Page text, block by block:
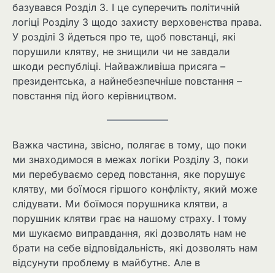
базувався Розділ 3. І це суперечить політичній
логіці Розділу 3 щодо захисту верховенства права.
У розділі 3 йдеться про те, щоб повстанці, які
порушили клятву, не знищили чи не завдали
шкоди республіці. Найважливіша присяга –
президентська, а найнебезпечніше повстання –
повстання під його керівництвом.
Важка частина, звісно, полягає в тому, що поки
ми знаходимося в межах логіки Розділу 3, поки
ми перебуваємо серед повстання, яке порушує
клятву, ми боїмося гіршого конфлікту, який може
слідувати. Ми боїмося порушника клятви, а
порушник клятви грає на нашому страху. І тому
ми шукаємо виправдання, які дозволять нам не
брати на себе відповідальність, які дозволять нам
відсунути проблему в майбутнє. Але в